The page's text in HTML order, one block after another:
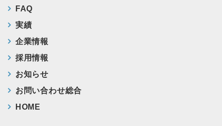
FAQ
実績
企業情報
採用情報
お知らせ
お問い合わせ総合
HOME